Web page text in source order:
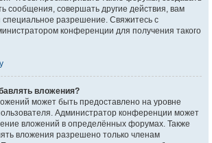
сообщения, совершать другие действия, вам
специальное разрешение. Свяжитесь с
конференции для получения такого
вложения?
может быть предоставлено на уровне
Администратор конференции может
вложений в определённых форумах. Также
вложения разрешено только членам